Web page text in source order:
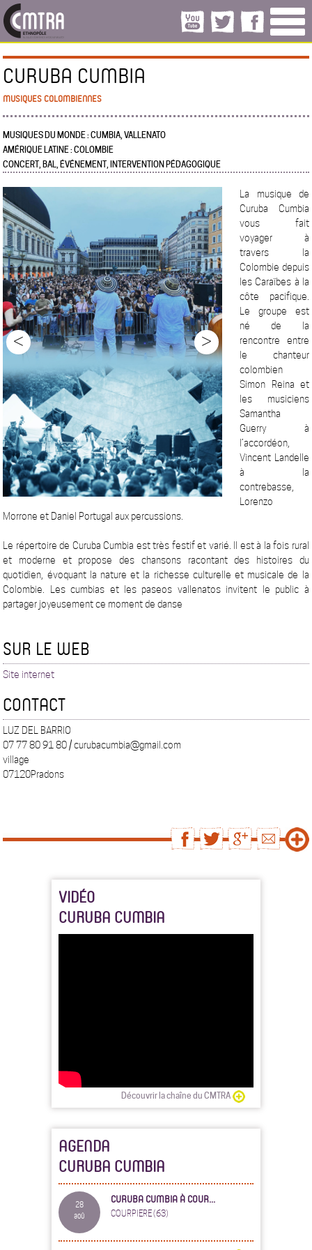
CURUBA CUMBIA
MUSIQUES COLOMBIENNES
MUSIQUES DU MONDE : CUMBIA, VALLENATO
AMÉRIQUE LATINE : COLOMBIE
CONCERT, BAL, ÉVÉNEMENT, INTERVENTION PÉDAGOGIQUE
< >
La musique de
Curuba Cumbia
vous fait
voyager à
travers la
Colombie depuis
les Caraïbes à la
côte pacifique.
Le groupe est
né de la
rencontre entre
le chanteur
colombien
Simon Reina et
les musiciens
Samantha
Guerry à
l’accordéon,
Vincent Landelle
à la
contrebasse,
Lorenzo
Morrone et Daniel Portugal aux percussions.
Le répertoire de Curuba Cumbia est très festif et varié. Il est à la fois rural
et moderne et propose des chansons racontant des histoires du
quotidien, évoquant la nature et la richesse culturelle et musicale de la
Colombie. Les cumbias et les paseos vallenatos invitent le public à
partager joyeusement ce moment de danse
SUR LE WEB
Site internet
CONTACT
LUZ DEL BARRIO
07 77 80 91 80 / curubacumbia@gmail.com
village
07120Pradons
VIDÉO
CURUBA CUMBIA
Découvrir la chaîne du CMTRA
AGENDA
CURUBA CUMBIA
28
aoû
CURUBA CUMBIA À COUR...
COURPIERE (63)